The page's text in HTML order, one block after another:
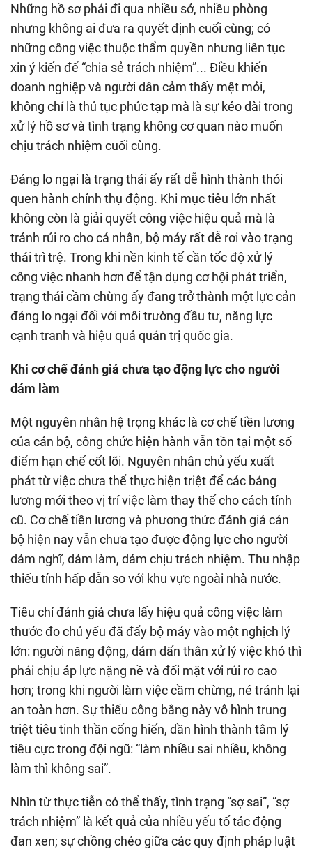
Những hồ sơ phải đi qua nhiều sở, nhiều phòng
nhưng không ai đưa ra quyết định cuối cùng; có
những công việc thuộc thẩm quyền nhưng liên tục
xin ý kiến để “chia sẻ trách nhiệm”... Điều khiến
doanh nghiệp và người dân cảm thấy mệt mỏi,
không chỉ là thủ tục phức tạp mà là sự kéo dài trong
xử lý hồ sơ và tình trạng không cơ quan nào muốn
chịu trách nhiệm cuối cùng.
Đáng lo ngại là trạng thái ấy rất dễ hình thành thói
quen hành chính thụ động. Khi mục tiêu lớn nhất
không còn là giải quyết công việc hiệu quả mà là
tránh rủi ro cho cá nhân, bộ máy rất dễ rơi vào trạng
thái trì trệ. Trong khi nền kinh tế cần tốc độ xử lý
công việc nhanh hơn để tận dụng cơ hội phát triển,
trạng thái cầm chừng ấy đang trở thành một lực cản
đáng lo ngại đối với môi trường đầu tư, năng lực
cạnh tranh và hiệu quả quản trị quốc gia.
Khi cơ chế đánh giá chưa tạo động lực cho người
dám làm
Một nguyên nhân hệ trọng khác là cơ chế tiền lương
của cán bộ, công chức hiện hành vẫn tồn tại một số
điểm hạn chế cốt lõi. Nguyên nhân chủ yếu xuất
phát từ việc chưa thể thực hiện triệt để các bảng
lương mới theo vị trí việc làm thay thế cho cách tính
cũ. Cơ chế tiền lương và phương thức đánh giá cán
bộ hiện nay vẫn chưa tạo được động lực cho người
dám nghĩ, dám làm, dám chịu trách nhiệm. Thu nhập
thiếu tính hấp dẫn so với khu vực ngoài nhà nước.
Tiêu chí đánh giá chưa lấy hiệu quả công việc làm
thước đo chủ yếu đã đẩy bộ máy vào một nghịch lý
lớn: người năng động, dám dấn thân xử lý việc khó thì
phải chịu áp lực nặng nề và đối mặt với rủi ro cao
hơn; trong khi người làm việc cầm chừng, né tránh lại
an toàn hơn. Sự thiếu công bằng này vô hình trung
triệt tiêu tinh thần cống hiến, dần hình thành tâm lý
tiêu cực trong đội ngũ: “làm nhiều sai nhiều, không
làm thì không sai”.
Nhìn từ thực tiễn có thể thấy, tình trạng “sợ sai”, “sợ
trách nhiệm” là kết quả của nhiều yếu tố tác động
đan xen; sự chồng chéo giữa các quy định pháp luật